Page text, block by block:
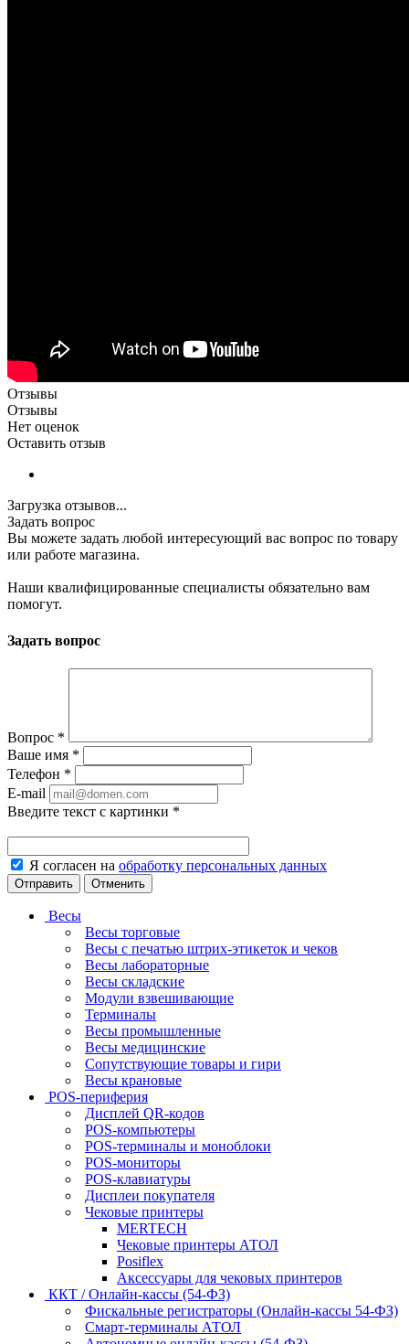
Отзывы
Отзывы
Нет оценок
Оставить отзыв
Загрузка отзывов...
Задать вопрос
Вы можете задать любой интересующий вас вопрос по товару
или работе магазина.
Наши квалифицированные специалисты обязательно вам
помогут.
Задать вопрос
Вопрос *
Ваше имя *
Телефон *
E-mail
Введите текст с картинки *
Я согласен на обработку персональных данных
Отменить
Весы
Весы торговые
Весы с печатью штрих-этикеток и чеков
Весы лабораторные
Весы складские
Модули взвешивающие
Терминалы
Весы промышленные
Весы медицинские
Сопутствующие товары и гири
Весы крановые
POS-периферия
Дисплей QR-кодов
POS-компьютеры
POS-терминалы и моноблоки
POS-мониторы
POS-клавиатуры
Дисплеи покупателя
Чековые принтеры
MERTECH
Чековые принтеры АТОЛ
Posiflex
Аксессуары для чековых принтеров
ККТ / Онлайн-кассы (54-ФЗ)
Фискальные регистраторы (Онлайн-кассы 54-ФЗ)
Смарт-терминалы АТОЛ